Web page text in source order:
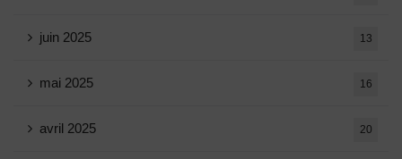
juin 2025 13
mai 2025 16
avril 2025 20